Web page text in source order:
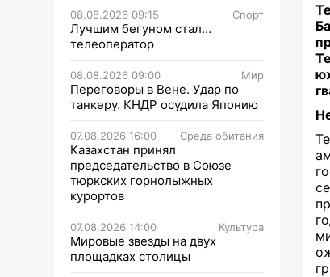
08.08.2026 09:15 Спорт
Лучшим бегуном стал…
телеоператор
08.08.2026 09:00 Мир
Переговоры в Вене. Удар по
танкеру. КНДР осудила Японию
07.08.2026 16:00 Среда обитания
Казахстан принял
председательство в Союзе
тюркских горнолыжных
курортов
07.08.2026 14:00 Культура
Мировые звезды на двух
площадках столицы